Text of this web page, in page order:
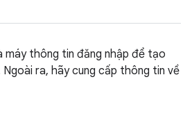
máy thông tin đăng nhập để tạo
ra, hãy cung cấp thông tin về